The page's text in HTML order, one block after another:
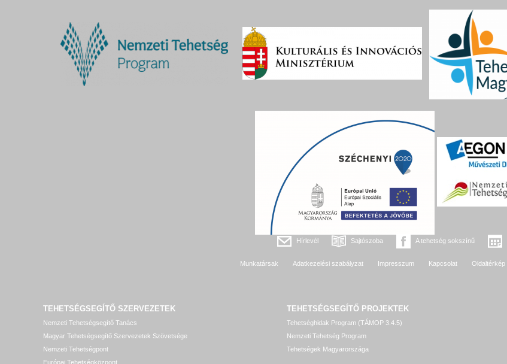
Hírlevél Sajtószoba A tehetség sokszínű
Munkatársak Adatkezelési szabályzat Impresszum Kapcsolat Oldaltérkép
TEHETSÉGSEGÍTŐ SZERVEZETEK
Nemzeti Tehetségsegítő Tanács
Magyar Tehetségsegítő Szervezetek Szövetsége
Nemzeti Tehetségpont
Európai Tehetségközpont
TEHETSÉGSEGÍTŐ PROJEKTEK
Tehetséghidak Program (TÁMOP 3.4.5)
Nemzeti Tehetség Program
Tehetségek Magyarországa